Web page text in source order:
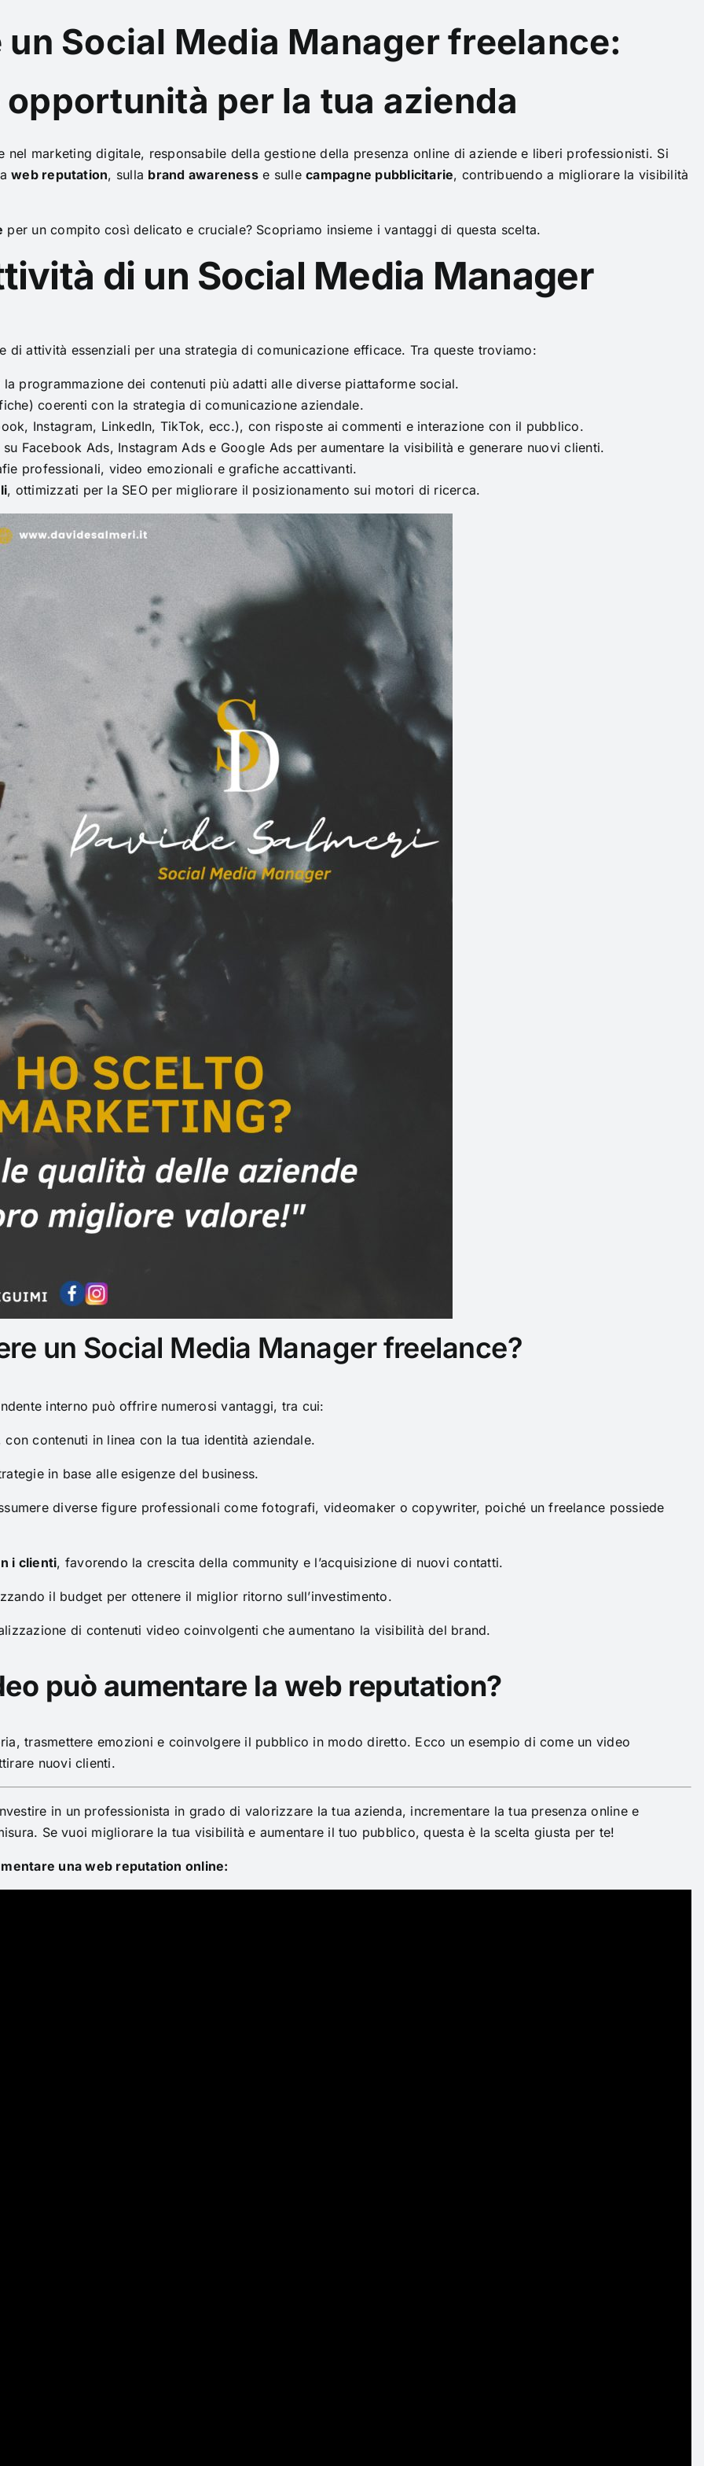
Social Media Manager freelance:
per la tua azienda
nel marketing digitale, responsabile della gestione della presenza online di aziende e liberi professionisti. Si
web reputation, sulla brand awarenesse sullecampagne pubblicitarie, contribuendo a migliorare la visibilità
per un compito così delicato e cruciale? Scopriamo insieme i vantaggi di questa scelta.
di un Social Media Manager
di attività essenziali per una strategia di comunicazione efficace. Tra queste troviamo:
la programmazione dei contenuti più adatti alle diverse piattaforme social.
coerenti con la strategia di comunicazione aziendale.
Instagram, LinkedIn, TikTok, ecc.), con risposte ai commenti e interazione con il pubblico.
su Facebook Ads, Instagram Ads e Google Ads per aumentare la visibilità e generare nuovi clienti.
professionali, video emozionali e grafiche accattivanti.
, ottimizzati per la SEO per migliorare il posizionamento sui motori di ricerca.
un Social Media Manager freelance?
interno può offrire numerosi vantaggi, tra cui:
con contenuti in linea con la tua identità aziendale.
in base alle esigenze del business.
diverse figure professionali come fotografi, videomaker o copywriter, poiché un freelance possiede
i clienti, favorendo la crescita della community e l’acquisizione di nuovi contatti.
il budget per ottenere il miglior ritorno sull’investimento.
di contenuti video coinvolgenti che aumentano la visibilità del brand.
può aumentare la web reputation?
trasmettere emozioni e coinvolgere il pubblico in modo diretto. Ecco un esempio di come un video
nuovi clienti.
in un professionista in grado di valorizzare la tua azienda, incrementare la tua presenza online e
Se vuoi migliorare la tua visibilità e aumentare il tuo pubblico, questa è la scelta giusta per te!
una web reputation online: